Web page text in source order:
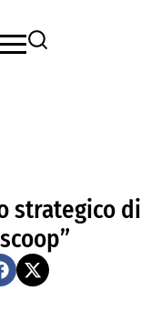
strategico di